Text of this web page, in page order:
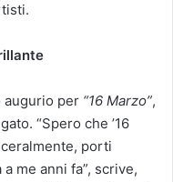
augurio per “16 Marzo”,
“Spero che ’16
porti
me anni fa”, scrive,